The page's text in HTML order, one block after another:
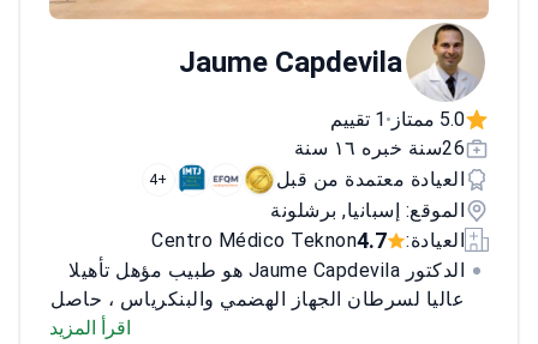
Jaume Capdevila
5.0 ممتاز •1 تقييم
26سنة خبره ١٦ سنة
العيادة معتمدة من قبل
+4
الموقع: إسبانيا, برشلونة
العيادة:
4.7
Centro Médico Teknon
الدكتور Jaume Capdevila هو طبيب مؤهل تأهيلا
عاليا لسرطان الجهاز الهضمي والبنكرياس ، حاصل
على شهادة في الطب والجراحة من جامعة Lleida
اقرأ المزيد